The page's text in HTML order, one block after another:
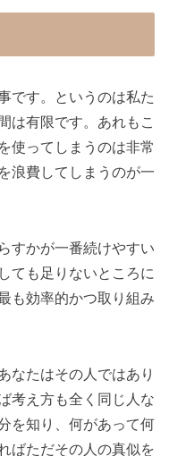
です。というのは私た
は有限です。あれもこ
使ってしまうのは非常
浪費してしまうのが一
すかが一番続けやすい
ても足りないところに
も効率的かつ取り組み
なたはその人ではあり
考え方も全く同じ人な
を知り、何があって何
ばただその人の真似を